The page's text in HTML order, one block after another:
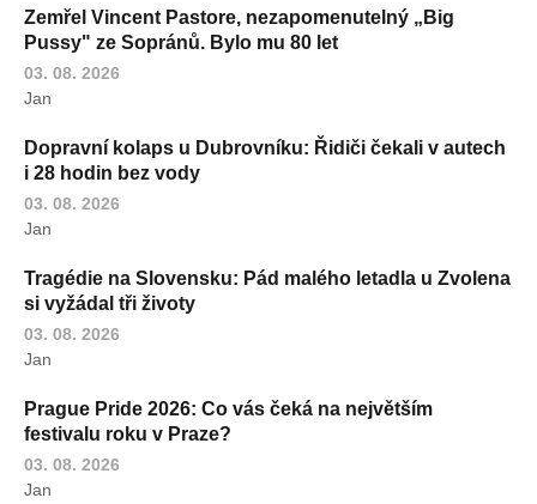
Zemřel Vincent Pastore, nezapomenutelný „Big
Pussy" ze Sopránů. Bylo mu 80 let
03. 08. 2026
Jan
Dopravní kolaps u Dubrovníku: Řidiči čekali v autech
i 28 hodin bez vody
03. 08. 2026
Jan
Tragédie na Slovensku: Pád malého letadla u Zvolena
si vyžádal tři životy
03. 08. 2026
Jan
Prague Pride 2026: Co vás čeká na největším
festivalu roku v Praze?
03. 08. 2026
Jan